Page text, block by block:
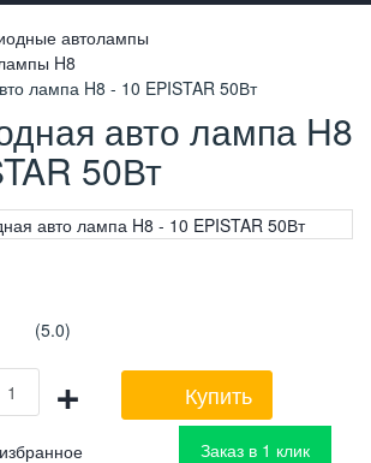
автолампы
H8
лампа H8 - 10 EPISTAR 50Вт
авто лампа H8
50Вт
(5.0)
+ Купить
Заказ в 1 клик